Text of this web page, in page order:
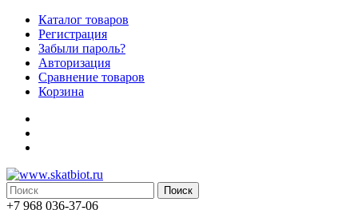
Каталог товаров
Регистрация
Забыли пароль?
Авторизация
Сравнение товаров
Корзина
Поиск
+7 968 036-37-06